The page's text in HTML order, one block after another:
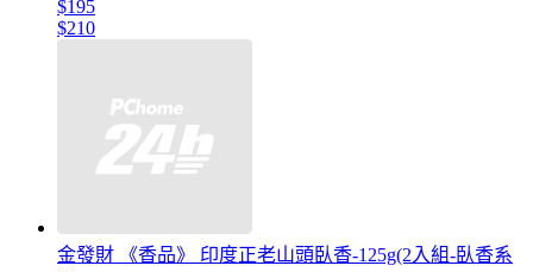
$195
$210
金發財 《香品》 印度正老山頭臥香-125g(2入組-臥香系